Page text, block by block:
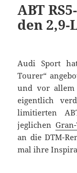
ABT
den
Audi Sport
Tourer“
und vor allem
eigentlich
limitierten
jeglichen
an die DTM-
mal ihre